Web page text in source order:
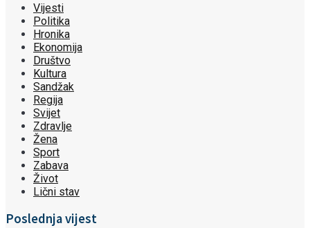
Vijesti
Politika
Hronika
Ekonomija
Društvo
Kultura
Sandžak
Regija
Svijet
Zdravlje
Žena
Sport
Zabava
Život
Lični stav
Poslednja vijest